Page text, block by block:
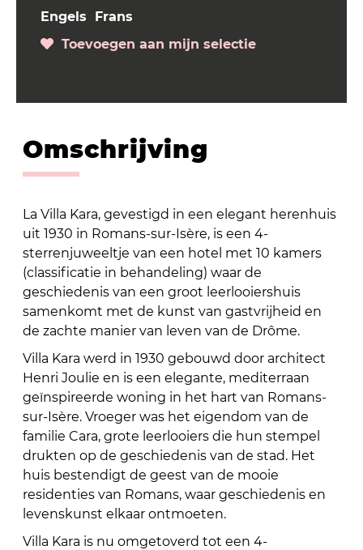
Engels
Frans
Toevoegen aan mijn selectie
Omschrijving
La Villa Kara, gevestigd in een elegant herenhuis
uit 1930 in Romans-sur-Isère, is een 4-
sterrenjuweeltje van een hotel met 10 kamers
(classificatie in behandeling) waar de
geschiedenis van een groot leerlooiershuis
samenkomt met de kunst van gastvrijheid en
de zachte manier van leven van de Drôme.
Villa Kara werd in 1930 gebouwd door architect
Henri Joulie en is een elegante, mediterraan
geïnspireerde woning in het hart van Romans-
sur-Isère. Vroeger was het eigendom van de
familie Cara, grote leerlooiers die hun stempel
drukten op de geschiedenis van de stad. Het
huis bestendigt de geest van de mooie
residenties van Romans, waar geschiedenis en
levenskunst elkaar ontmoeten.
Villa Kara is nu omgetoverd tot een 4-